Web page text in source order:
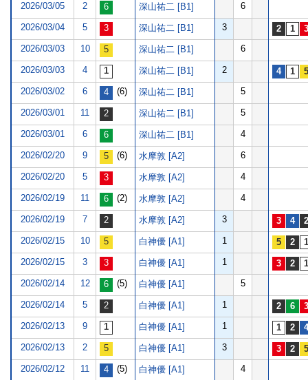
2026/03/05 2 深山祐二 [B1] 6
2026/03/04 5 深山祐二 [B1] 3
2026/03/03 10 深山祐二 [B1] 6
2026/03/03 4 深山祐二 [B1] 2
2026/03/02 6 (6) 深山祐二 [B1] 5
2026/03/01 11 深山祐二 [B1] 5
2026/03/01 6 深山祐二 [B1] 4
2026/02/20 9 (6) 水摩敦 [A2] 6
2026/02/20 5 水摩敦 [A2] 4
2026/02/19 11 (2) 水摩敦 [A2] 4
2026/02/19 7 水摩敦 [A2] 3
2026/02/15 10 白神優 [A1] 1
2026/02/15 3 白神優 [A1] 1
2026/02/14 12 (5) 白神優 [A1] 5
2026/02/14 5 白神優 [A1] 1
2026/02/13 9 白神優 [A1] 1
2026/02/13 2 白神優 [A1] 3
2026/02/12 11 (5) 白神優 [A1] 4